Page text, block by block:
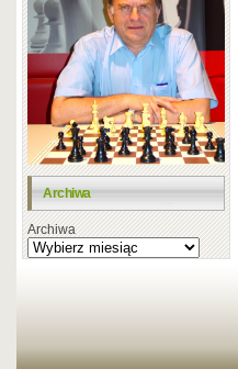
Archiwa
Archiwa